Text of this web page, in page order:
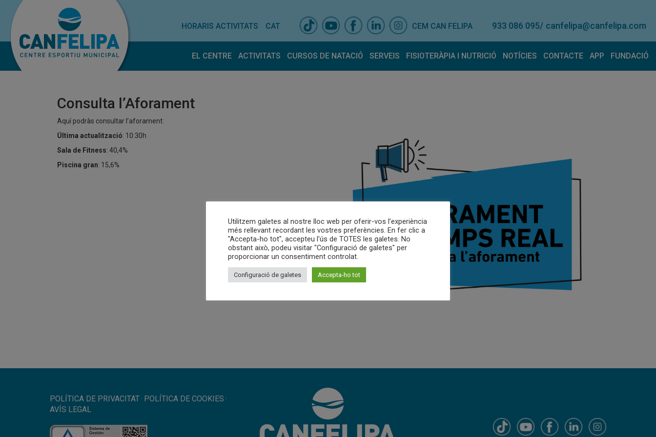
HORARIS ACTIVITATS CAT CEM CAN FELIPA 933 086 095/ canfelipa@canfelipa.com
EL CENTRE ACTIVITATS CURSOS DE NATACIÓ SERVEIS FISIOTERÀPIA I NUTRICIÓ NOTÍCIES CONTACTE APP FUNDACIÓ
Consulta l’Aforament
Aquí podràs consultar l’aforament:
Última actualització: 10:30h
Sala de Fitness: 40,4%
Piscina gran: 15,6%
POLÍTICA DE PRIVACITAT· POLÍTICA DE COOKIES ·
AVÍS LEGAL
Utilitzem galetes al nostre lloc web per oferir-vos l’experiència
més rellevant recordant les vostres preferències. En fer clic a
"Accepta-ho tot", accepteu l'ús de TOTES les galetes. No
obstant això, podeu visitar "Configuració de galetes" per
proporcionar un consentiment controlat.
Configuració de galetes Accepta-ho tot